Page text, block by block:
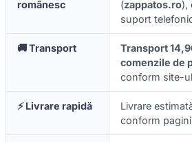
românesc
(zappatos.ro),
suport
🚚 Transport Transport
comenzile de
conform site-
⚡ Livrare rapidă Livrare
conform